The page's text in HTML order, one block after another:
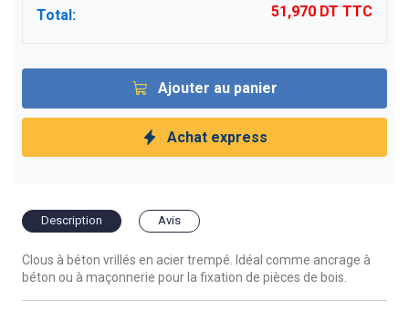
Total: 51,970 DT TTC
Ajouter au panier
Achat express
Description Avis
Clous à béton vrillés en acier trempé. Idéal comme ancrage à
béton ou à maçonnerie pour la fixation de pièces de bois.